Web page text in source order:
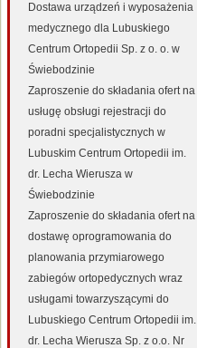
Dostawa urządzeń i wyposażenia
medycznego dla Lubuskiego
Centrum Ortopedii Sp. z o. o. w
Świebodzinie
Zaproszenie do składania ofert na
usługę obsługi rejestracji do
poradni specjalistycznych w
Lubuskim Centrum Ortopedii im.
dr. Lecha Wierusza w
Świebodzinie
Zaproszenie do składania ofert na
dostawę oprogramowania do
planowania przymiarowego
zabiegów ortopedycznych wraz
usługami towarzyszącymi do
Lubuskiego Centrum Ortopedii im.
dr. Lecha Wierusza Sp. z o.o. Nr